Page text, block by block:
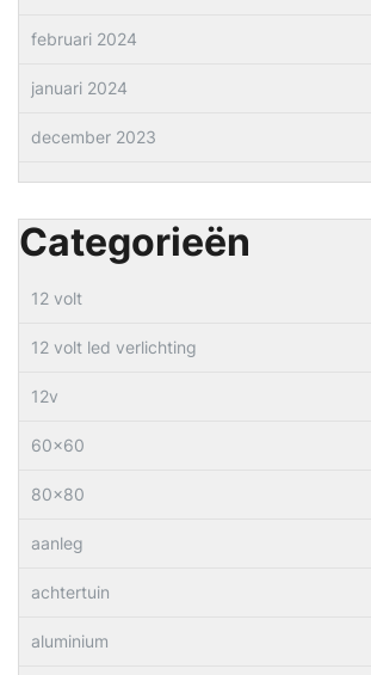
februari 2024
januari 2024
december 2023
Categorieën
12 volt
12 volt led verlichting
12v
60×60
80×80
aanleg
achtertuin
aluminium